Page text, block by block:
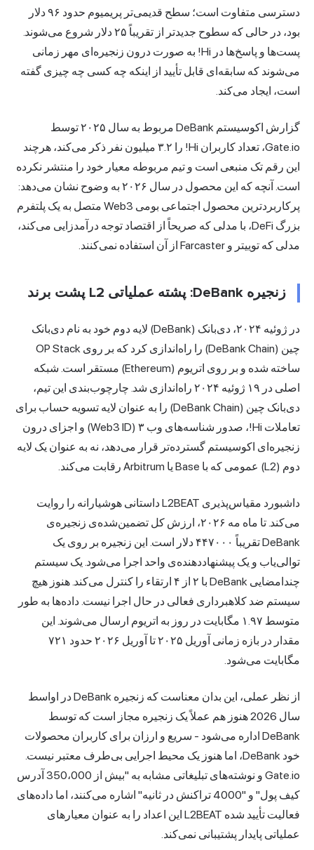
دسترسی متفاوت است؛ سطح قدیمی‌تر پریمیوم حدود ۹۶ دلار
بود، در حالی که سطوح جدیدتر از تقریباً ۲۵ دلار شروع می‌شوند.
پست‌ها و پاسخ‌ها در Hi! به صورت درون زنجیره‌ای مهر زمانی
می‌شوند که سابقه‌ای قابل تأیید از اینکه چه کسی چه چیزی گفته
است، ایجاد می‌کند.
گزارش اکوسیستم DeBank مربوط به سال ۲۰۲۵ توسط
Gate.io، تعداد کاربران Hi! را ۳.۲ میلیون نفر ذکر می‌کند، هرچند
این رقم تک منبعی است و تیم مربوطه معیار خود را منتشر نکرده
است. آنچه که این محصول در سال ۲۰۲۶ به وضوح نشان می‌دهد:
پرکاربردترین محصول اجتماعی بومی Web3 متصل به یک پلتفرم
بزرگ DeFi، با مدلی که صریحاً از اقتصاد توجه درآمدزایی می‌کند،
مدلی که توییتر و Farcaster از آن استفاده نمی‌کنند.
زنجیره DeBank: پشته عملیاتی L2 پشت برند
در ژوئیه ۲۰۲۴، دی‌بانک (DeBank) لایه دوم خود به نام دی‌بانک
چین (DeBank Chain) را راه‌اندازی کرد که بر روی OP Stack
ساخته شده و بر روی اتریوم (Ethereum) مستقر است. شبکه
اصلی در ۱۹ ژوئیه ۲۰۲۴ راه‌اندازی شد. چارچوب‌بندی این تیم،
دی‌بانک چین (DeBank Chain) را به عنوان لایه تسویه حساب برای
تعاملات Hi!، صدور شناسه‌های وب ۳ (Web3 ID) و اجزای درون
زنجیره‌ای اکوسیستم گسترده‌تر قرار می‌دهد، نه به عنوان یک لایه
دوم (L2) عمومی که با Base یا Arbitrum رقابت می‌کند.
داشبورد مقیاس‌پذیری L2BEAT داستانی هوشیارانه را روایت
می‌کند. تا ماه مه ۲۰۲۶، ارزش کل تضمین‌شده‌ی زنجیره‌ی
DeBank تقریباً ۴۴۷۰۰۰ دلار است. این زنجیره بر روی یک
توالی‌یاب و یک پیشنهاددهنده‌ی واحد اجرا می‌شود. یک سیستم
چندامضایی DeBank با ۲ از ۴ ارتقاء را کنترل می‌کند. هنوز هیچ
سیستم ضد کلاهبرداری فعالی در حال اجرا نیست. داده‌ها به طور
متوسط ۱.۹۷ مگابایت در روز به اتریوم ارسال می‌شوند. این
مقدار در بازه زمانی آوریل ۲۰۲۵ تا آوریل ۲۰۲۶ حدود ۷۲۱
مگابایت می‌شود.
از نظر عملی، این بدان معناست که زنجیره DeBank در اواسط
سال 2026 هنوز هم عملاً یک زنجیره مجاز است که توسط
DeBank اداره می‌شود - سریع و ارزان برای کاربران محصولات
خود DeBank، اما هنوز یک محیط اجرایی بی‌طرف معتبر نیست.
Gate.io و نوشته‌های تبلیغاتی مشابه به "بیش از 350،000 آدرس
کیف پول" و "4000 تراکنش در ثانیه" اشاره می‌کنند، اما داده‌های
فعالیت تأیید شده L2BEAT این اعداد را به عنوان معیارهای
عملیاتی پایدار پشتیبانی نمی‌کند.